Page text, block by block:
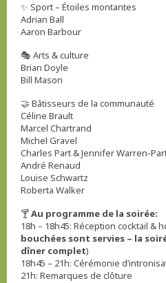
✨ Sport – Étoiles montantes
Adrian Ball
Aaron Barbour
🎭 Arts & culture
Brian Doyle
Bill Mason
🤝 Bâtisseurs de la communauté
Céline Brault
Marcel Chartrand
Michel Gravel
Charles Part & Jennifer Warren-
André Renaud
Louise Schwartz
Roberta Walker
🍸Au programme de la soirée:
18h – 18h45: Réception cocktail &
bouchées sont servies – la
dîner complet)
18h45 – 21h: Cérémonie
21h: Remarques de clôture